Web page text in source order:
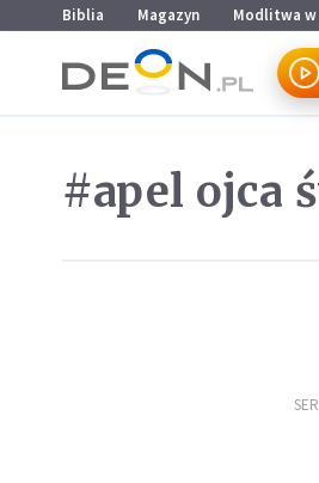
Przejdź do menu głównego
Przejdź do treści
Biblia Magazyn Modlitwa
#apel ojca